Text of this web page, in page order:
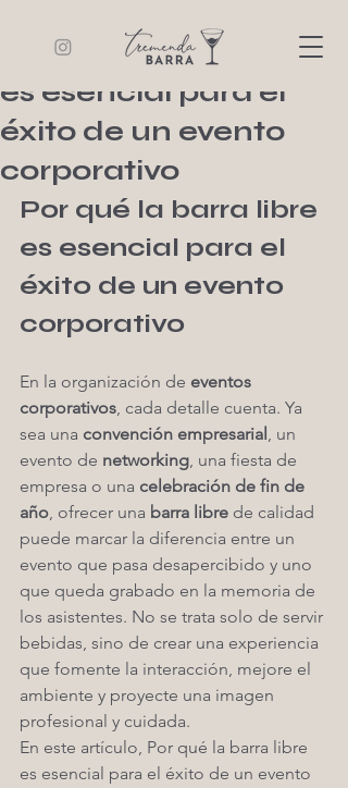
Por qué la barra libre
es esencial para el
éxito de un evento
corporativo
Por qué la barra libre
es esencial para el
éxito de un evento
corporativo
En la organización de eventos
corporativos, cada detalle cuenta. Ya
sea una convención empresarial, un
evento de networking, una fiesta de
empresa o una celebración de fin de
año, ofrecer una barra libre de calidad
puede marcar la diferencia entre un
evento que pasa desapercibido y uno
que queda grabado en la memoria de
los asistentes. No se trata solo de servir
bebidas, sino de crear una experiencia
que fomente la interacción, mejore el
ambiente y proyecte una imagen
profesional y cuidada.
En este artículo, Por qué la barra libre
es esencial para el éxito de un evento